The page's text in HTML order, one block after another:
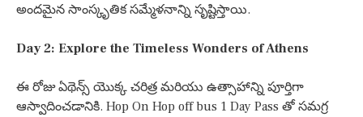
అందమైన సాంస్కృతిక సమ్మేళనాన్ని సృష్టిస్తాయి.
Day 2: Explore the Timeless Wonders of Athens
ఈ రోజు ఏథెన్స్ యొక్క చరిత్ర మరియు ఉత్సాహాన్ని పూర్తిగా
ఆస్వాదించడానికి. Hop On Hop off bus 1 Day Pass తో సమగ్ర